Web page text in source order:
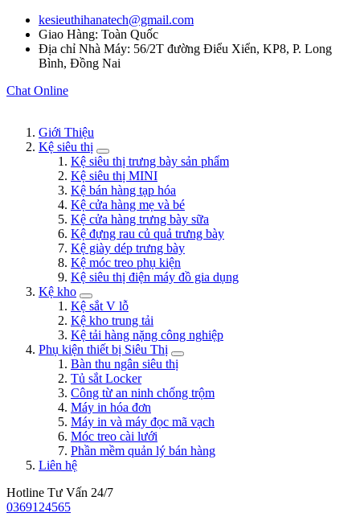
kesieuthihanatech@gmail.com
Giao Hàng: Toàn Quốc
Địa chỉ Nhà Máy: 56/2T đường Điểu Xiển, KP8, P. Long
Bình, Đồng Nai
Chat Online
Giới Thiệu
Kệ siêu thị
Kệ siêu thị trưng bày sản phẩm
Kệ siêu thị MINI
Kệ bán hàng tạp hóa
Kệ cửa hàng mẹ và bé
Kệ cửa hàng trưng bày sữa
Kệ đựng rau củ quả trưng bày
Kệ giày dép trưng bày
Kệ móc treo phụ kiện
Kệ siêu thị điện máy đồ gia dụng
Kệ kho
Kệ sắt V lỗ
Kệ kho trung tải
Kệ tải hàng nặng công nghiệp
Phụ kiện thiết bị Siêu Thị
Bàn thu ngân siêu thị
Tủ sắt Locker
Công từ an ninh chống trộm
Máy in hóa đơn
Máy in và máy đọc mã vạch
Móc treo cài lưới
Phần mềm quản lý bán hàng
Liên hệ
Hotline Tư Vấn 24/7
0369124565